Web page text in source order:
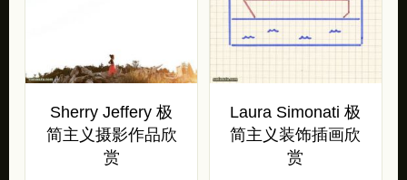
Sherry Jeffery 极
简主义摄影作品欣
赏
Laura Simonati 极
简主义装饰插画欣
赏